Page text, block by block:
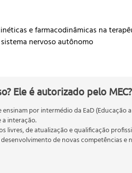
e farmacodinâmicas na
nervoso autônomo
autônomo
nervoso central
de Parkinson
renal
Ele é autorizado pelo MEC?
por intermédio da EaD (Educação
interação.
livres, de atualização e qualificação
de novas competências e
da política nacional de educação em
e profissionalizantes são autorizados